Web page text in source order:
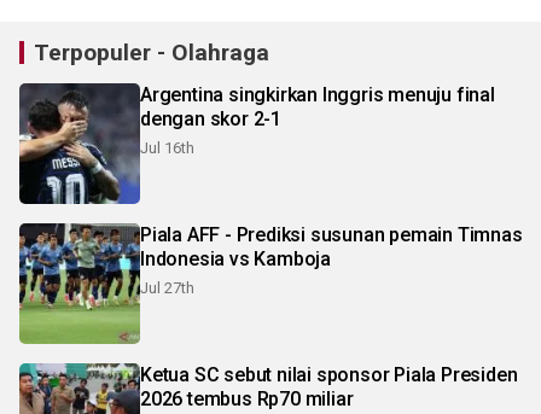
Terpopuler - Olahraga
Argentina singkirkan Inggris menuju final
dengan skor 2-1
Jul 16th
Piala AFF - Prediksi susunan pemain Timnas
Indonesia vs Kamboja
Jul 27th
Ketua SC sebut nilai sponsor Piala Presiden
2026 tembus Rp70 miliar